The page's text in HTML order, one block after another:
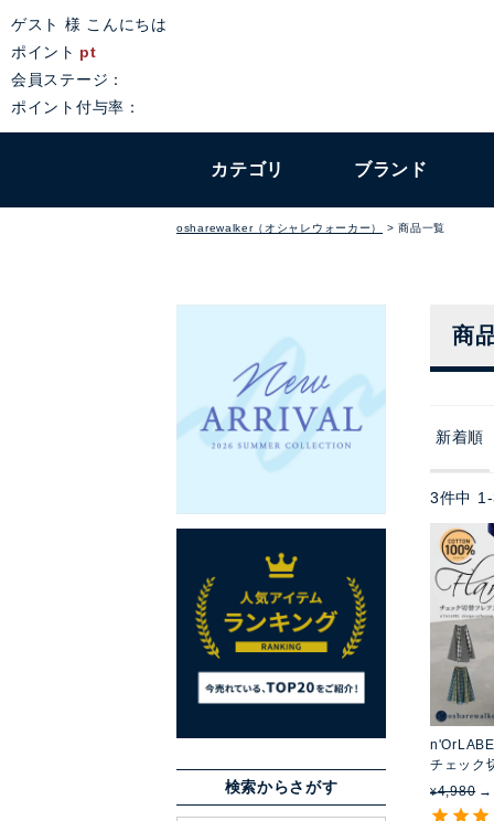
ゲスト 様 こんにちは
ポイント pt
会員ステージ：
ポイント付与率：
カテゴリ ブランド
osharewalker（オシャレウォーカー） 商品一覧
検索からさがす
商
新着順
3件中 1 -
チェック
¥4,980